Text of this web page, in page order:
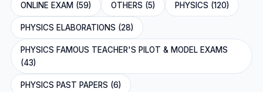
ONLINE EXAM (59) OTHERS (5) PHYSICS (120)
PHYSICS ELABORATIONS (28)
PHYSICS FAMOUS TEACHER'S PILOT & MODEL EXAMS
(43)
PHYSICS PAST PAPERS (6)